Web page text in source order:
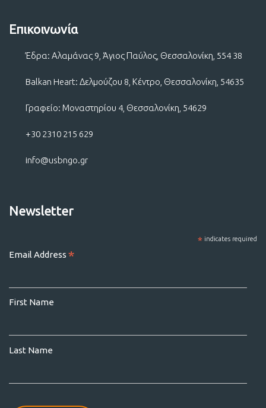
Επικοινωνία
Έδρα: Αλαμάνας 9, Άγιος Παύλος, Θεσσαλονίκη, 554 38
Balkan Heart: Δελμούζου 8, Κέντρο, Θεσσαλονίκη, 54635
Γραφείο: Μοναστηρίου 4, Θεσσαλονίκη, 54629
+30 2310 215 629
info@usbngo.gr
Newsletter
* indicates required
Email Address *
First Name
Last Name